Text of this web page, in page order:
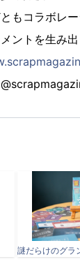
もコラボレ
ントを生み出